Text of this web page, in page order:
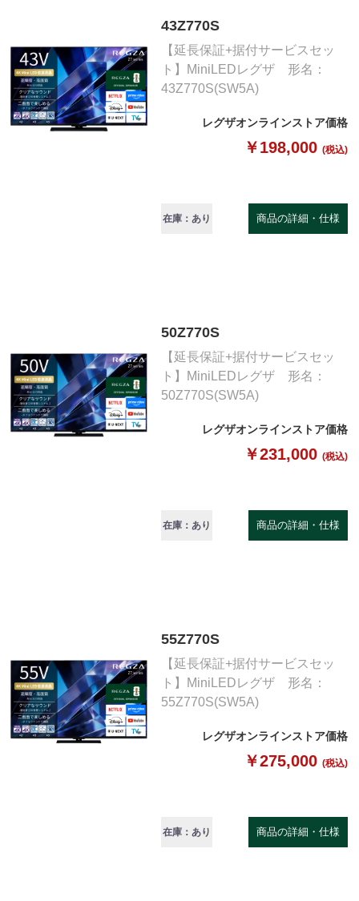
43Z770S
【延長保証+据付サービスセッ
ト】MiniLEDレグザ 形名：
43Z770S(SW5A)
レグザオンラインストア価格
￥198,000 (税込)
在庫：あり 商品の詳細・仕様
50Z770S
【延長保証+据付サービスセッ
ト】MiniLEDレグザ 形名：
50Z770S(SW5A)
レグザオンラインストア価格
￥231,000 (税込)
在庫：あり 商品の詳細・仕様
55Z770S
【延長保証+据付サービスセッ
ト】MiniLEDレグザ 形名：
55Z770S(SW5A)
レグザオンラインストア価格
￥275,000 (税込)
在庫：あり 商品の詳細・仕様